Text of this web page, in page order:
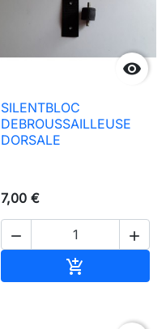

SILENTBLOC
DEBROUSSAILLEUSE
DORSALE
7,00 €
 
